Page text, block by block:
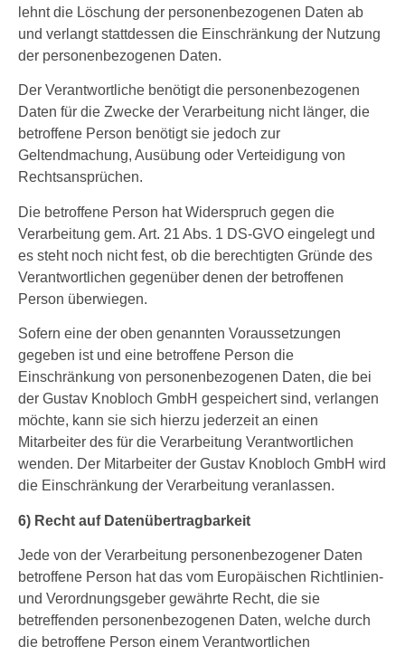
lehnt die Löschung der personenbezogenen Daten ab
und verlangt stattdessen die Einschränkung der Nutzung
der personenbezogenen Daten.
Der Verantwortliche benötigt die personenbezogenen
Daten für die Zwecke der Verarbeitung nicht länger, die
betroffene Person benötigt sie jedoch zur
Geltendmachung, Ausübung oder Verteidigung von
Rechtsansprüchen.
Die betroffene Person hat Widerspruch gegen die
Verarbeitung gem. Art. 21 Abs. 1 DS-GVO eingelegt und
es steht noch nicht fest, ob die berechtigten Gründe des
Verantwortlichen gegenüber denen der betroffenen
Person überwiegen.
Sofern eine der oben genannten Voraussetzungen
gegeben ist und eine betroffene Person die
Einschränkung von personenbezogenen Daten, die bei
der Gustav Knobloch GmbH gespeichert sind, verlangen
möchte, kann sie sich hierzu jederzeit an einen
Mitarbeiter des für die Verarbeitung Verantwortlichen
wenden. Der Mitarbeiter der Gustav Knobloch GmbH wird
die Einschränkung der Verarbeitung veranlassen.
6) Recht auf Datenübertragbarkeit
Jede von der Verarbeitung personenbezogener Daten
betroffene Person hat das vom Europäischen Richtlinien-
und Verordnungsgeber gewährte Recht, die sie
betreffenden personenbezogenen Daten, welche durch
die betroffene Person einem Verantwortlichen